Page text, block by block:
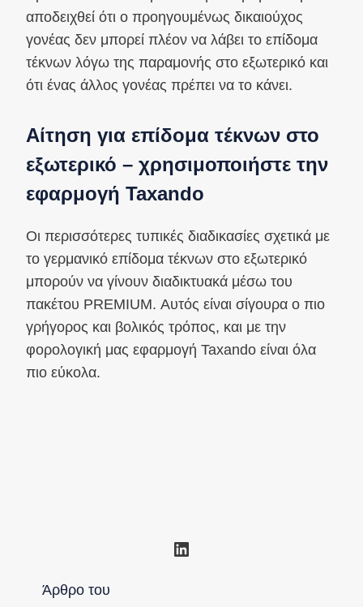
αποδειχθεί ότι ο προηγουμένως δικαιούχος
γονέας δεν μπορεί πλέον να λάβει το επίδομα
τέκνων λόγω της παραμονής στο εξωτερικό και
ότι ένας άλλος γονέας πρέπει να το κάνει.
Αίτηση για επίδομα τέκνων στο
εξωτερικό – χρησιμοποιήστε την
εφαρμογή Taxando
Οι περισσότερες τυπικές διαδικασίες σχετικά με
το γερμανικό επίδομα τέκνων στο εξωτερικό
μπορούν να γίνουν διαδικτυακά μέσω του
πακέτου PREMIUM. Αυτός είναι σίγουρα ο πιο
γρήγορος και βολικός τρόπος, και με την
φορολογική μας εφαρμογή Taxando είναι όλα
πιο εύκολα.
Linkedin
Άρθρο του